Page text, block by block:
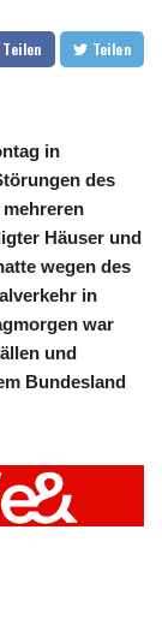
Teilen Teilen
in
des
Häuser und
wegen des
in
war
und
Bundesland